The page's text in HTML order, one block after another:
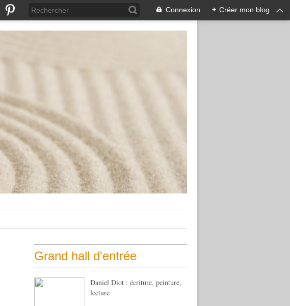
Connexion + Créer mon blog
Grand hall d'entrée
Daniel Diot : écriture, peinture,
lecture